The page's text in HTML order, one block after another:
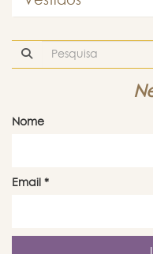
Nome
Email *